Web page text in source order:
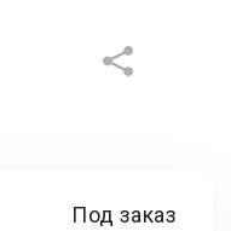
Под заказ